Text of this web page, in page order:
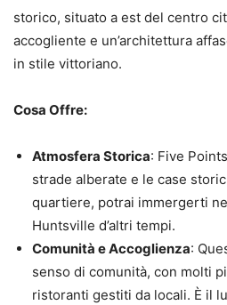
storico, situato a est del centro
accogliente e un’architettura
in stile vittoriano.
Cosa Offre:
Atmosfera Storica: Five
strade alberate e le case
quartiere, potrai immergerti
Huntsville d’altri tempi.
Comunità e Accoglienza:
senso di comunità, con molti
ristoranti gestiti da locali. È il